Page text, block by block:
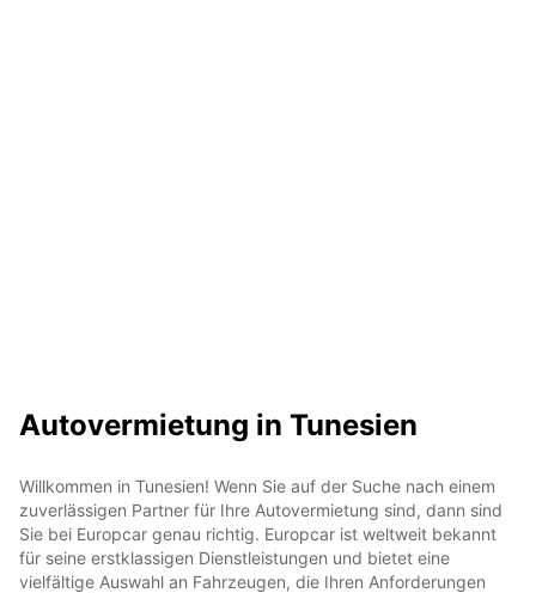
Autovermietung in Tunesien
Willkommen in Tunesien! Wenn Sie auf der Suche nach einem
zuverlässigen Partner für Ihre Autovermietung sind, dann sind
Sie bei Europcar genau richtig. Europcar ist weltweit bekannt
für seine erstklassigen Dienstleistungen und bietet eine
vielfältige Auswahl an Fahrzeugen, die Ihren Anforderungen